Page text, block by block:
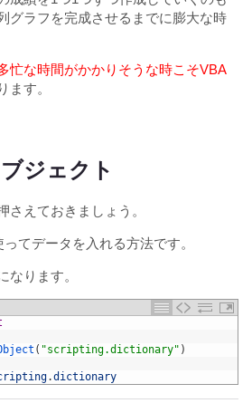
グラフを完成させるまでに膨大な時
忙な時間がかかりそうな時こそVBA
ます。
ジェクト
さえておきましょう。
てデータを入れる方法です。
なります。
( "scripting.dictionary" )
.dictionary